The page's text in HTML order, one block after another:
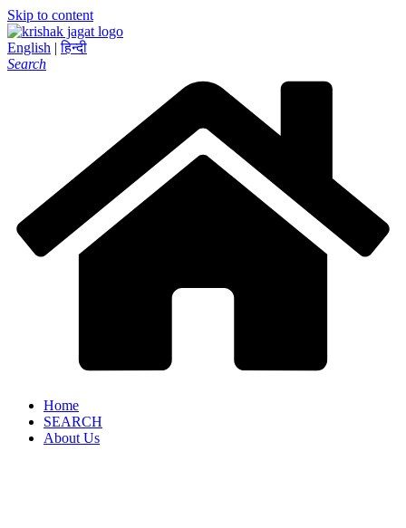
Skip to content
English | हिन्दी
Search
Home
SEARCH
About Us